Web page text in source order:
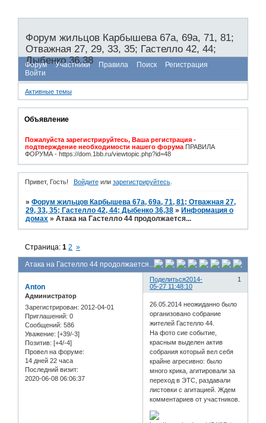
Форум жильцов Карбышева 67а, 69а, 71, 81;
Отважная 27, 29, 33, 35; Гастелло 42, 44;
Дыбенко 36,38
Форум Участники Правила Поиск
Регистрация
Войти
Активные темы
Объявление
Пожалуйста зарегистрируйтесь, Ваша регистрация -
подтверждение необходимости нашего форума ПРАВИЛА
ФОРУМА - https://dom.1bb.ru/viewtopic.php?id=48
Привет, Гость! Войдитеили зарегистрируйтесь.
»Форум жильцов Карбышева 67а, 69а, 71, 81; Отважная 27,
29, 33, 35; Гастелло 42, 44; Дыбенко 36,38 » Информация о
домах »Атака на Гастелло 44 продолжается...
Атака на Гастелло 44 продолжается...
Страница:1 2 »
Поделиться 1
2014-
05-27 11:48:10
Anton
Администратор
Зарегистрирован: 2012-04-01
Приглашений: 0
Сообщений: 586
Уважение: [+39/-3]
Позитив: [+4/-4]
Провел на форуме:
14 дней 22 часа
Последний визит:
2020-06-08 06:06:37
26.05.2014 неожиданно было
организовано собрание
жителей Гастелло 44.
На фото сие событие,
красным выделен актив
собрания который вел себя
крайне агресивно: было
много крика, агитировали за
переход в ЭТС, раздавали
листовки с агитацией. Ждем
комментариев от участников.